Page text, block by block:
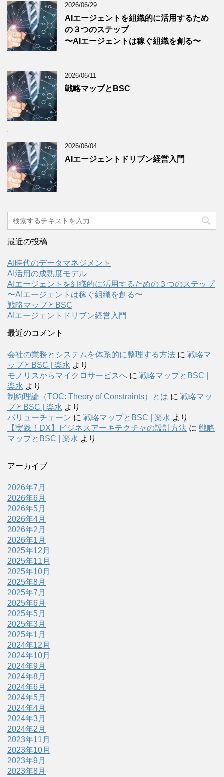
2026/06/29
AIエージェントを組織的に活用するため
の３つのステップ
〜AIエージェントは稼ぐ組織を創る〜
2026/06/11
戦略マップとBSC
2026/06/04
AIエージェントドリブン経営入門
最近の投稿
AI時代のデータマネジメント
AI活用の成熟度モデル
AIエージェントを組織的に活用するための３つのステップ
〜AIエージェントは稼ぐ組織を創る〜
戦略マップとBSC
AIエージェントドリブン経営入門
最近のコメント
会社の業務とシステムを体系的に整理する方法 に 戦略マ
ップとBSC | 楽水 より
モノリスからマイクロサービスへ に 戦略マップとBSC |
楽水 より
制約理論（TOC: Theory of Constraints）とは に 戦略マッ
プとBSC | 楽水 より
バリューチェーン に 戦略マップとBSC | 楽水 より
【実践！DX】ビジネスアーキテクチャの設計方法 に 戦略
マップとBSC | 楽水 より
アーカイブ
2026年7月
2026年6月
2026年5月
2026年4月
2026年2月
2026年1月
2025年12月
2025年11月
2025年10月
2025年8月
2025年7月
2025年6月
2025年5月
2025年3月
2025年1月
2024年12月
2024年10月
2024年9月
2024年8月
2024年6月
2024年5月
2024年4月
2024年3月
2024年2月
2023年11月
2023年10月
2023年9月
2023年8月